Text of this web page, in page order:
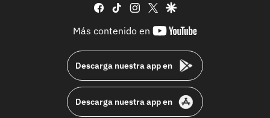
facebook
tiktok instagram
twittergoogle
Más contenido en
youtube-
Descarga nuestra app en
Descarga nuestra app en